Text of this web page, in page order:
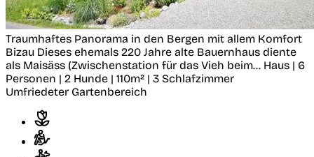
Traumhaftes Panorama in den Bergen mit allem Komfort
Bizau Dieses ehemals 220 Jahre alte Bauernhaus diente
als Maisäss (Zwischenstation für das Vieh beim... Haus | 6
Personen | 2 Hunde | 110m² | 3 Schlafzimmer
Umfriedeter Gartenbereich